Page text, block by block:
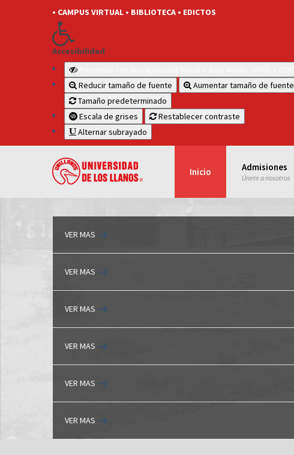
• CAMPUS VIRTUAL • BIBLIOTECA • EDICTOS
Accesibilidad
Reducir tamaño de fuente
Aumentar tamaño de fuente
Tamaño predeterminado
Escala de grises
Restablecer contraste
Alternar subrayado
Inicio Admisiones
Únete a nosotros
VER MAS
VER MAS
VER MAS
VER MAS
VER MAS
VER MAS